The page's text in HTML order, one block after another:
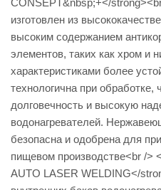
изготовлен из
высоким содержанием
элементов, таких как хром и
характеристиками более
технологична при обработке,
долговечность и высокую
водонагревателей.
безопасна и одобрена для
пищевом производстве<br />
AUTO LASER WELDING</